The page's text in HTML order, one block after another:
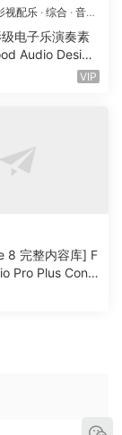
& 6X
SUSTAIN
FLUTTER
视配乐 · 综合 · 音效
电子乐演奏素
Audio Design
[KONTAK
VIP
8 完整内容库] F
Pro Plus Conte
（166GB）